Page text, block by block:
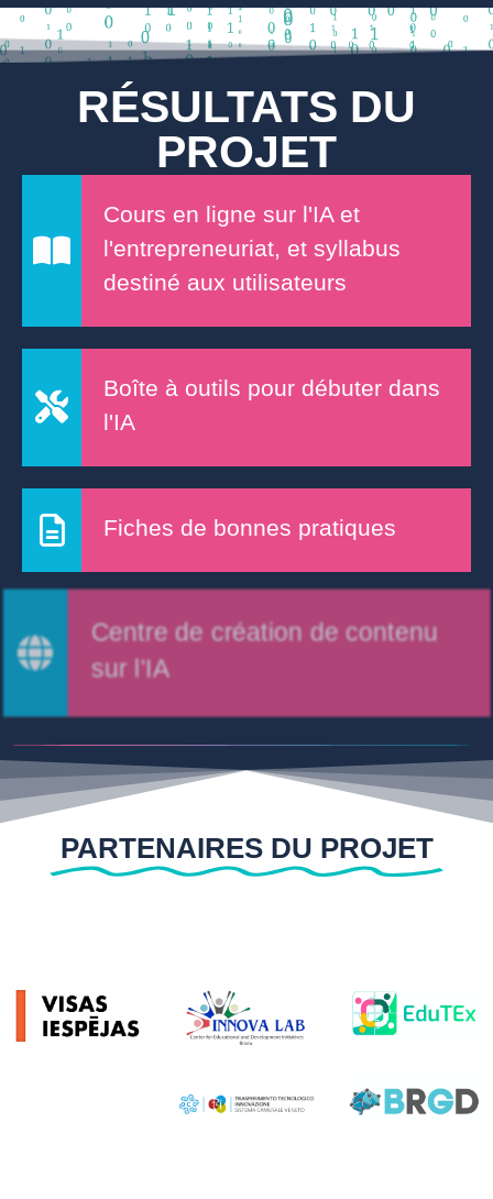
RÉSULTATS DU
PROJET
Cours en ligne sur l'IA et
l'entrepreneuriat, et syllabus
destiné aux utilisateurs
Boîte à outils pour débuter dans
l'IA
Fiches de bonnes pratiques
Centre de création de contenu
sur l'IA
PARTENAIRES DU PROJET